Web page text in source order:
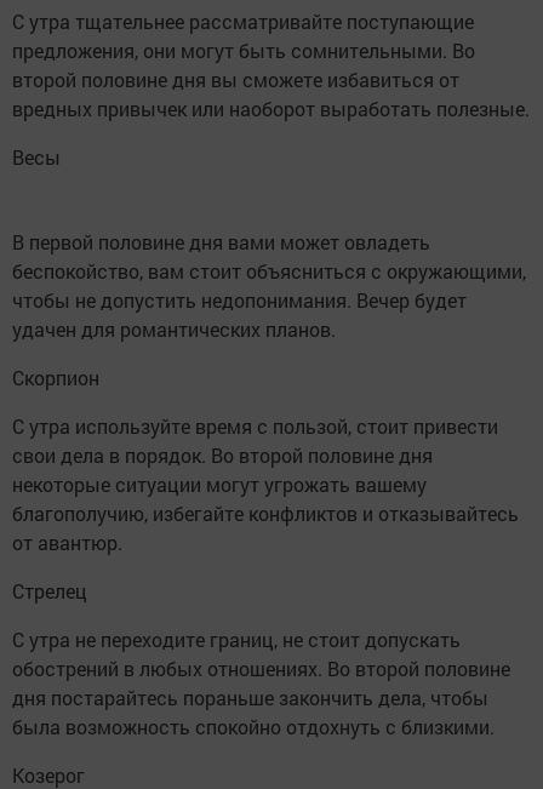
С утра тщательнее рассматривайте поступающие
предложения, они могут быть сомнительными. Во
второй половине дня вы сможете избавиться от
вредных привычек или наоборот выработать полезные.
Весы
В первой половине дня вами может овладеть
беспокойство, вам стоит объясниться с окружающими,
чтобы не допустить недопонимания. Вечер будет
удачен для романтических планов.
Скорпион
С утра используйте время с пользой, стоит привести
свои дела в порядок. Во второй половине дня
некоторые ситуации могут угрожать вашему
благополучию, избегайте конфликтов и отказывайтесь
от авантюр.
Стрелец
С утра не переходите границ, не стоит допускать
обострений в любых отношениях. Во второй половине
дня постарайтесь пораньше закончить дела, чтобы
была возможность спокойно отдохнуть с близкими.
Козерог